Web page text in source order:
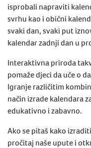
isprobali napraviti
svrhu kao i obični
svaki dan, svaki put
kalendar zadnji dan u
Interaktivna priroda
pomaže djeci da uče o
Igranje različitim
način izrade kalendara
edukativno i zabavno.
Ako se pitaš kako
pročitaj naše upute i